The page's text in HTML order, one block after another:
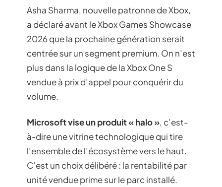
Asha Sharma, nouvelle patronne de Xbox,
a déclaré avant le Xbox Games Showcase
2026 que la prochaine génération serait
centrée sur un segment premium. On n’est
plus dans la logique de la Xbox One S
vendue à prix d’appel pour conquérir du
volume.
Microsoft vise un produit « halo », c’est-
à-dire une vitrine technologique qui tire
l’ensemble de l’écosystème vers le haut.
C’est un choix délibéré : la rentabilité par
unité vendue prime sur le parc installé.